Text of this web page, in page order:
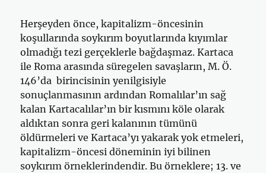
Herşeyden önce, kapitalizm-öncesinin
koşullarında soykırım boyutlarında kıyımlar
olmadığı tezi gerçeklerle bağdaşmaz. Kartaca
ile Roma arasında süregelen savaşların, M. Ö.
146’da birincisinin yenilgisiyle
sonuçlanmasının ardından Romalılar’ın sağ
kalan Kartacalılar’ın bir kısmını köle olarak
aldıktan sonra geri kalanının tümünü
öldürmeleri ve Kartaca’yı yakarak yok etmeleri,
kapitalizm-öncesi döneminin iyi bilinen
soykırım örneklerindendir. Bu örneklere; 13. ve